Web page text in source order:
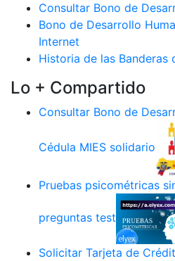
Consultar Bono de
Bono de Desarrollo
Internet
Historia de las Banderas
Lo + Compartido
Consultar Bono de
Cédula MIES solidario
Pruebas psicométricas
preguntas test
Solicitar Tarjeta de